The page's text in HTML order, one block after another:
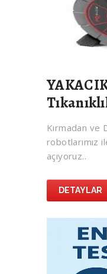
Kırmadan ve
robotlarımız
açıyoruz..
DETAYLAR